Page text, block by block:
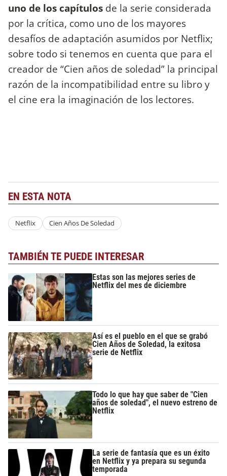
uno de los capítulos de la serie considerada
por la crítica, como uno de los mayores
desafíos de adaptación asumidos por Netflix;
sobre todo si tenemos en cuenta que para el
creador de “Cien años de soledad” la principal
razón de la incompatibilidad entre su libro y
el cine era la imaginación de los lectores.
EN ESTA NOTA
Netflix Cien Años De Soledad
TAMBIÉN TE PUEDE INTERESAR
Estas son las mejores series de
Netflix del mes de diciembre
Así es el pueblo en el que se grabó
Cien Años de Soledad, la exitosa
serie de Netflix
Todo lo que hay que saber de "Cien
años de soledad", el nuevo estreno de
Netflix
La serie de fantasía que es un éxito
en Netflix y ya prepara su segunda
temporada